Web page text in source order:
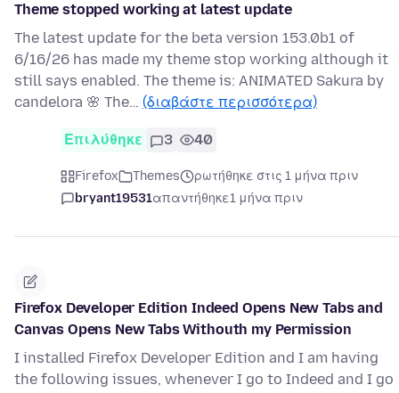
Theme stopped working at latest update
The latest update for the beta version 153.0b1 of
6/16/26 has made my theme stop working although it
still says enabled. The theme is: ANIMATED Sakura by
candelora 🌸 The… (διαβάστε περισσότερα)
Επιλύθηκε 3 40
Firefox Themes
ρωτήθηκε στις 1 μήνα πριν
bryant19531απαντήθηκε1 μήνα πριν
Firefox Developer Edition Indeed Opens New Tabs and
Canvas Opens New Tabs Withouth my Permission
I installed Firefox Developer Edition and I am having
the following issues, whenever I go to Indeed and I go